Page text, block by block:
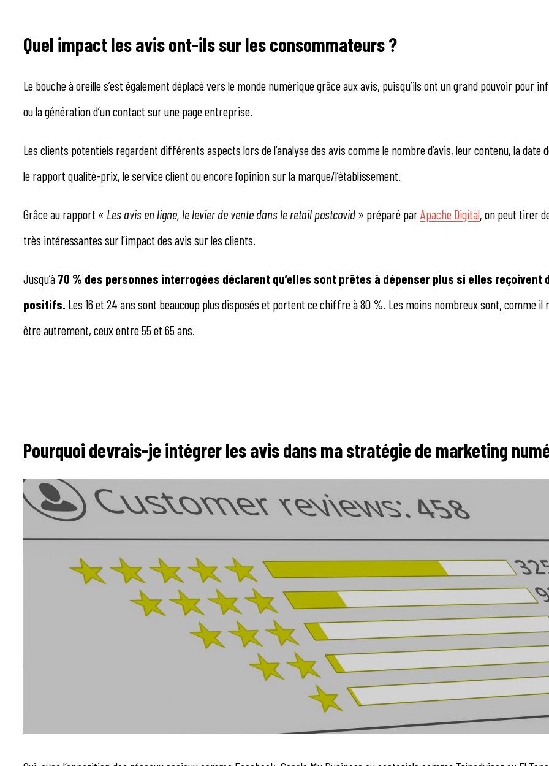
Quel impact les avis ont-ils sur les consommateurs ?
Le bouche à oreille s’est également déplacé vers le monde numérique grâce aux avis, puisqu’ils ont un grand pouvoir pour
ou la génération d’un contact sur une page entreprise.
Les clients potentiels regardent différents aspects lors de l’analyse des avis comme le nombre d’avis, leur contenu, la date
le rapport qualité-prix, le service client ou encore l’opinion sur la marque/l’établissement.
Grâce au rapport « Les avis en ligne, le levier de vente dans le retail postcovid » préparé parApache Digital, on peut tirer
très intéressantes sur l’impact des avis sur les clients.
Jusqu’à 70 % des personnes interrogées déclarent qu’elles sont prêtes à dépenser plus si elles reçoivent
positifs. Les 16 et 24 ans sont beaucoup plus disposés et portent ce chiffre à 80 %. Les moins nombreux sont, comme il
être autrement, ceux entre 55 et 65 ans.
Pourquoi devrais-je intégrer les avis dans ma stratégie de marketing